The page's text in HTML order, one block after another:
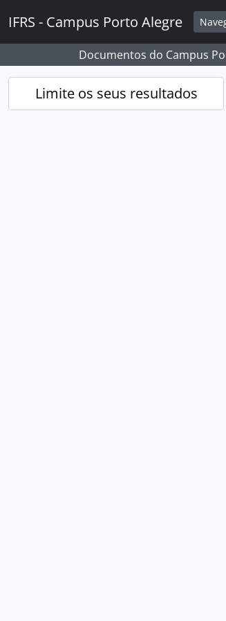
IFRS - Campus Porto Alegre
Documentos do Campus
Limite os seus resultados